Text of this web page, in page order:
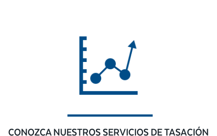
CONOZCA NUESTROS SERVICIOS DE TASACIÓN